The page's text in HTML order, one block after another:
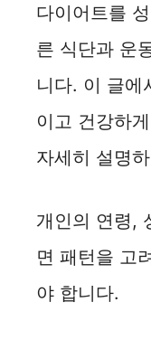
다이어트를
른 식단과 운
니다. 이 글에
이고 건강하
자세히 설명
개인의 연령,
면 패턴을 고
야 합니다.